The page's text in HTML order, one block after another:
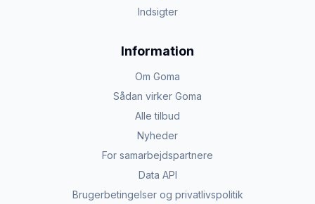
Indsigter
Information
Om Goma
Sådan virker Goma
Alle tilbud
Nyheder
For samarbejdspartnere
Data API
Brugerbetingelser og privatlivspolitik